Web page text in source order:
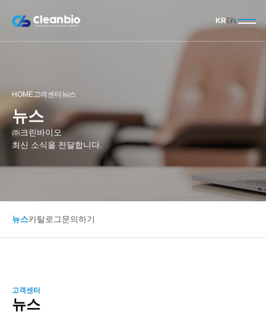
KR EN
뉴스
㈜크린바이오
최신 소식을 전달합니다.
HOME고객센터 뉴스
뉴스카탈로그문의하기
고객센터
뉴스